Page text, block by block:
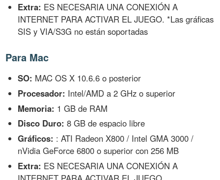
Extra: ES NECESARIA UNA CONEXIÓN A
INTERNET PARA ACTIVAR EL JUEGO. *Las gráficas
SIS y VIA/S3G no están soportadas
Para Mac
SO: MAC OS X 10.6.6 o posterior
Procesador: Intel/AMD a 2 GHz o superior
Memoria: 1 GB de RAM
Disco Duro: 8 GB de espacio libre
Gráficos: : ATI Radeon X800 / Intel GMA 3000 /
nVidia GeForce 6800 o superior con 256 MB
Extra: ES NECESARIA UNA CONEXIÓN A